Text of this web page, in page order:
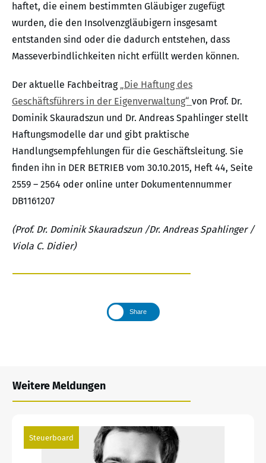
haftet, die einem bestimmten Gläubiger zugefügt
wurden, die den Insolvenzgläubigern insgesamt
entstanden sind oder die dadurch entstehen, dass
Masseverbindlichkeiten nicht erfüllt werden können.
Der aktuelle Fachbeitrag „Die Haftung des
Geschäftsführers in der Eigenverwaltung“ von Prof. Dr.
Dominik Skauradszun und Dr. Andreas Spahlinger stellt
Haftungsmodelle dar und gibt praktische
Handlungsempfehlungen für die Geschäftsleitung. Sie
finden ihn in DER BETRIEB vom 30.10.2015, Heft 44, Seite
2559 – 2564 oder online unter Dokumentennummer
DB1161207
(Prof. Dr. Dominik Skauradszun /Dr. Andreas Spahlinger /
Viola C. Didier)
Share
Weitere Meldungen
Steuerboard